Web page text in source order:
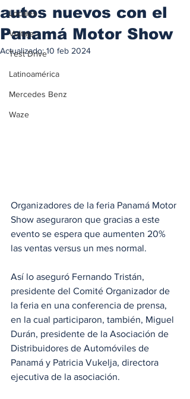
Locales
Voltaje
Test Drive
Latinoamérica
Mercedes Benz
Waze
autos nuevos con el
Panamá Motor Show
Actualizado:10 feb 2024
Organizadores de la feria Panamá Motor
Show aseguraron que gracias a este
evento se espera que aumenten 20%
las ventas versus un mes normal.
Así lo aseguró Fernando Tristán,
presidente del Comité Organizador de
la feria en una conferencia de prensa,
en la cual participaron, también, Miguel
Durán, presidente de la Asociación de
Distribuidores de Automóviles de
Panamá y Patricia Vukelja, directora
ejecutiva de la asociación.